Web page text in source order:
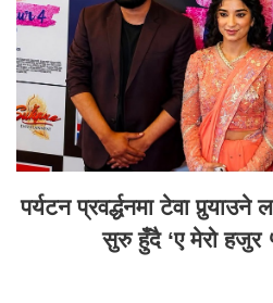
पर्यटन प्रवर्द्धनमा टेवा पुर्‍याउने
सुरु हुँदै ‘ए मेरो हजुर